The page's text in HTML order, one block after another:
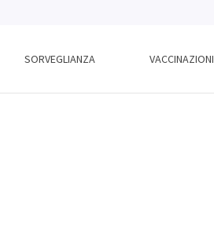
SORVEGLIANZA VACCINAZIONI